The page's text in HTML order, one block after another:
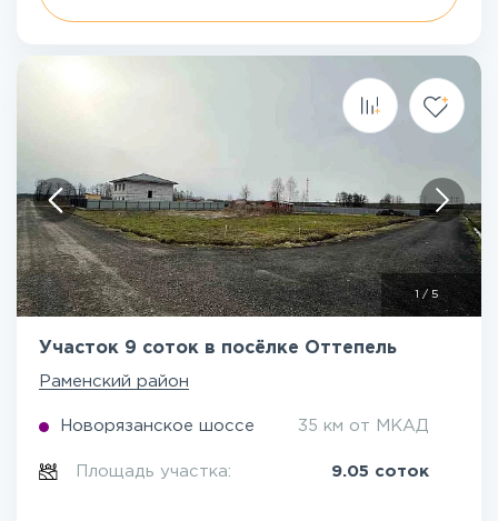
/ 5
Участок 9 соток в посёлке Оттепель
Раменский район
Новорязанское шоссе 35 км от МКАД
Площадь участка: 9.05 соток